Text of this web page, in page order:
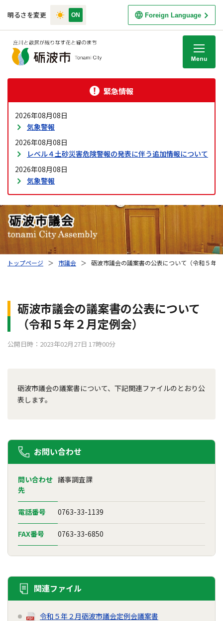
明るさを変更 Foreign Language
緊急情報
2026年08月08日
気象警報
2026年08月08日
レベル４土砂災害危険警報の発表に伴う追加情報について
2026年08月08日
気象警報
トップページ ＞ 市議会 ＞ 砺波市議会の議案書の公表について（令和５年
砺波市議会の議案書の公表について
（令和５年２月定例会）
公開日時：2023年02月27日 17時00分
砺波市議会の議案書について、下記関連ファイルのとおり公
表します。
お問い合わせ
問い合わせ
先
議事調査課
電話番号 0763-33-1139
FAX番号 0763-33-6850
関連ファイル
令和５年２月砺波市議会定例会議案書